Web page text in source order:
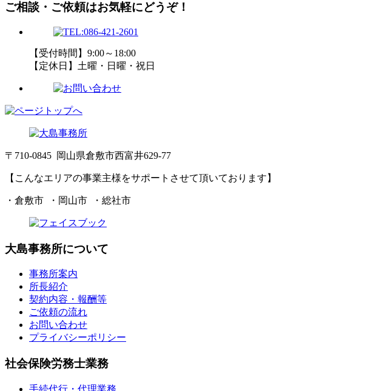
ご相談・ご依頼はお気軽にどうぞ！
【受付時間】9:00～18:00
【定休日】土曜・日曜・祝日
〒710-0845 岡山県倉敷市西富井629-77
【こんなエリアの事業主様をサポートさせて頂いております】
・倉敷市 ・岡山市 ・総社市
大島事務所について
事務所案内
所長紹介
契約内容・報酬等
ご依頼の流れ
お問い合わせ
プライバシーポリシー
社会保険労務士業務
手続代行・代理業務